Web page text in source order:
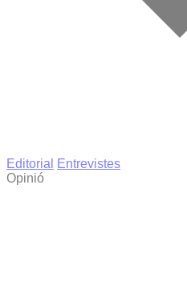
Editorial
Entrevistes
Opinió